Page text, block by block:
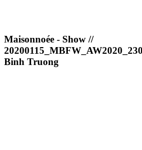
Maisonnoée - Show //
Binh Truong